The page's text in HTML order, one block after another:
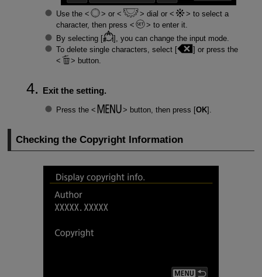
Use the or dial or
to select a
character, then press
to enter it.
By selecting [
], you can change the input mode.
To delete single characters, select [
] or press the
button.
Exit the setting.
Press the button, then press [OK].
Checking the Copyright Information